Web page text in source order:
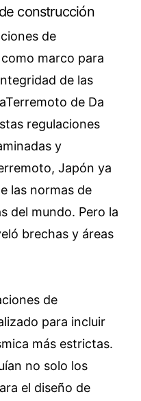
construcción
de
marco para
de las
de Da
regulaciones
y
Japón ya
las normas de
del mundo. Pero la
brechas y áreas
de
para incluir
más estrictas.
no solo los
el diseño de